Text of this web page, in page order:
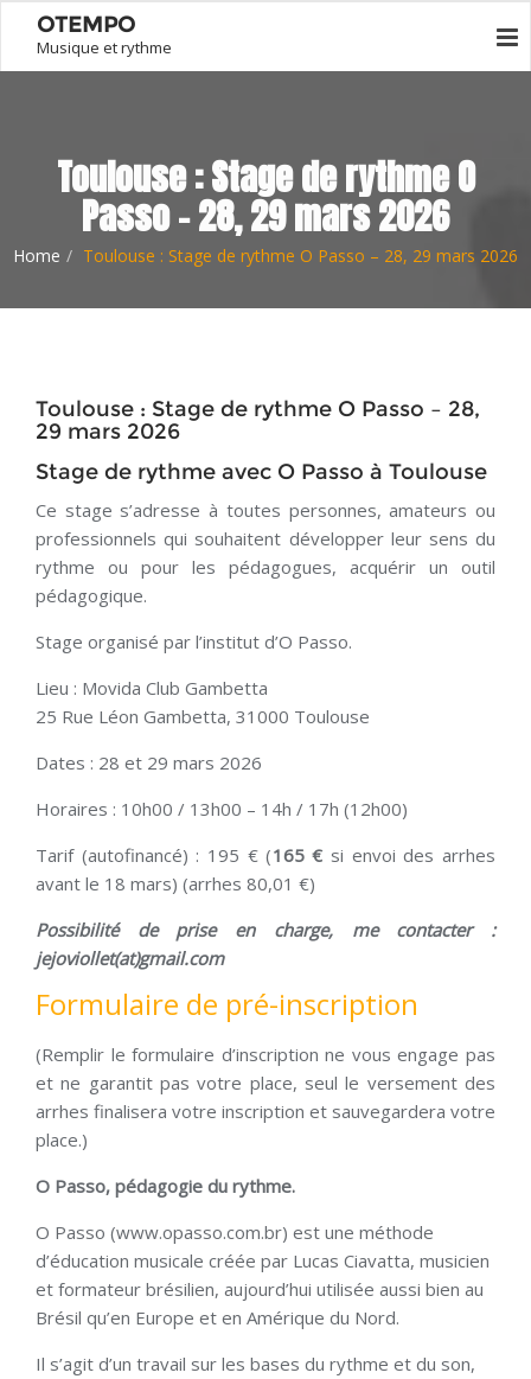
OTEMPO
Musique et rythme
Toulouse : Stage de rythme O
Passo – 28, 29 mars 2026
Home Toulouse : Stage de rythme O Passo – 28, 29 mars 2026
Toulouse : Stage de rythme O Passo – 28,
29 mars 2026
Stage de rythme avec O Passo à Toulouse
Ce stage s’adresse à toutes personnes, amateurs ou
professionnels qui souhaitent développer leur sens du
rythme ou pour les pédagogues, acquérir un outil
pédagogique.
Stage organisé par l’institut d’O Passo.
Lieu : Movida Club Gambetta
25 Rue Léon Gambetta, 31000 Toulouse
Dates : 28 et 29 mars 2026
Horaires : 10h00 / 13h00 – 14h / 17h (12h00)
Tarif (autofinancé) : 195 € (165 € si envoi des arrhes
avant le 18 mars) (arrhes 80,01 €)
Possibilité de prise en charge, me contacter :
jejoviollet(at)gmail.com
Formulaire de pré-inscription
(Remplir le formulaire d’inscription ne vous engage pas
et ne garantit pas votre place, seul le versement des
arrhes finalisera votre inscription et sauvegardera votre
place.)
O Passo, pédagogie du rythme.
O Passo (www.opasso.com.br) est une méthode
d’éducation musicale créée par Lucas Ciavatta, musicien
et formateur brésilien, aujourd’hui utilisée aussi bien au
Brésil qu’en Europe et en Amérique du Nord.
Il s’agit d’un travail sur les bases du rythme et du son,